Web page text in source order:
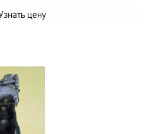
цену